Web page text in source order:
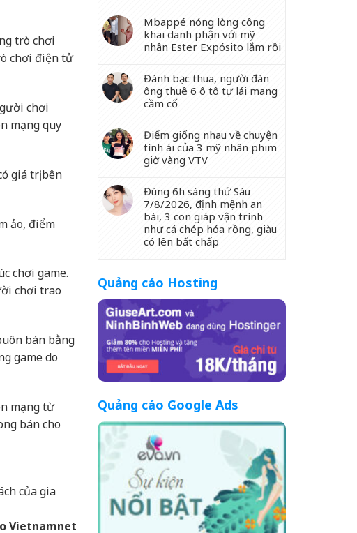
trò chơi
chơi điện tử
chơi
mạng quy
giá trị bên
ảo, điểm
chơi game.
chơi trao
bán bằng
game do
mạng từ
bán cho
của gia
Vietnamnet
Mbappé nóng lòng công
khai danh phận với mỹ
nhân Ester Expósito lắm rồi
Đánh bạc thua, người đàn
ông thuê 6 ô tô tự lái mang
cầm cố
Điểm giống nhau về chuyện
tình ái của 3 mỹ nhân phim
giờ vàng VTV
Đúng 6h sáng thứ Sáu
7/8/2026, định mệnh an
bài, 3 con giáp vận trình
như cá chép hóa rồng, giàu
có lên bất chấp
Quảng cáo Hosting
Quảng cáo Google Ads